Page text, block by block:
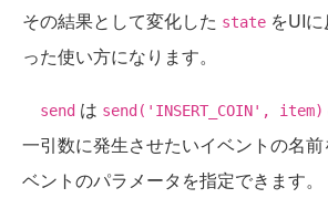
その結果として変化した state をUI
った使い方になります。
send は send('INSERT_COIN', item)
一引数に発生させたいイベントの名
ベントのパラメータを指定できます。